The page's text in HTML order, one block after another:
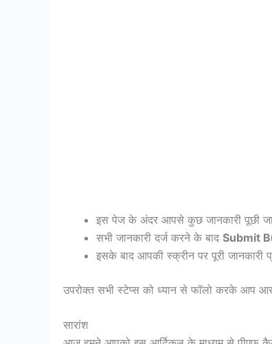
इस पेज के अंदर आपसे कुछ जानकारी पूछी
सभी जानकारी दर्ज करने के बाद Submit
इसके बाद आपकी स्क्रीन पर पूरी जानकारी
उपरोक्त सभी स्टेप्स को ध्यान से फॉलो करके आप
सारांश